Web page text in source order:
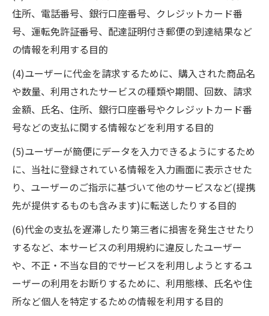
住所、電話番号、銀行口座番号、クレジットカード番
号、運転免許証番号、配達証明付き郵便の到達結果など
の情報を利用する目的
(4)ユーザーに代金を請求するために、購入された商品名
や数量、利用されたサービスの種類や期間、回数、請求
金額、氏名、住所、銀行口座番号やクレジットカード番
号などの支払に関する情報などを利用する目的
(5)ユーザーが簡便にデータを入力できるようにするため
に、当社に登録されている情報を入力画面に表示させた
り、ユーザーのご指示に基づいて他のサービスなど(提携
先が提供するものも含みます)に転送したりする目的
(6)代金の支払を遅滞したり第三者に損害を発生させたり
するなど、本サービスの利用規約に違反したユーザー
や、不正・不当な目的でサービスを利用しようとするユ
ーザーの利用をお断りするために、利用態様、氏名や住
所など個人を特定するための情報を利用する目的